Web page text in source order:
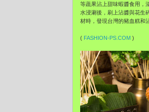
等蔬果沾上甜味蝦醬食用，
水浸涮後，刷上沾醬與花生
材時，發現台灣的豬血糕和
( FASHION-PS.COM )